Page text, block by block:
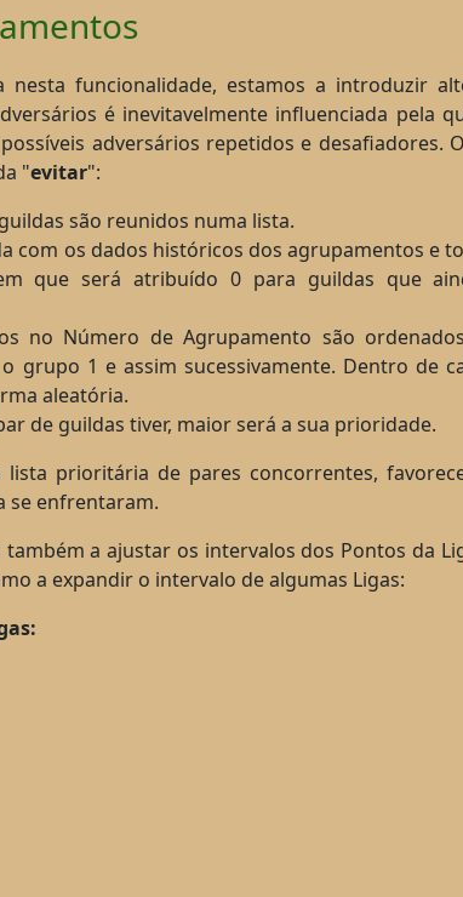
nesta funcionalidade, estamos a introduzir
é inevitavelmente influenciada pela
adversários repetidos e desafiadores.
"evitar":
são reunidos numa lista.
com os dados históricos dos agrupamentos e
que será atribuído 0 para guildas que
no Número de Agrupamento são
grupo 1 e assim sucessivamente. Dentro de
aleatória.
de guildas tiver, maior será a sua prioridade.
prioritária de pares concorrentes,
se enfrentaram.
também a ajustar os intervalos dos Pontos da
a expandir o intervalo de algumas Ligas: